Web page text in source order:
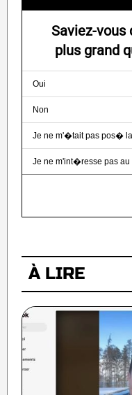
Saviez-vous
plus grand
Oui
Non
Je ne m'�tait pas pos�
Je ne m'int�resse pas au
À LIRE